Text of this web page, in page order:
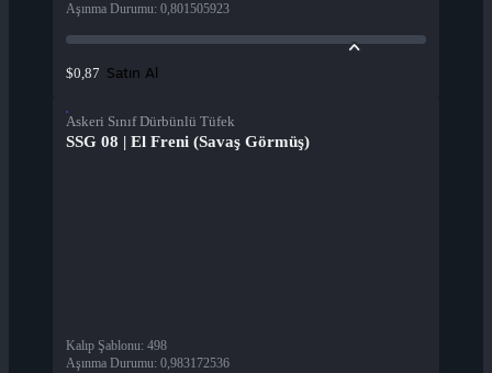
Aşınma Durumu: 0,801505923
$0,87 Satın Al
Askeri Sınıf Dürbünlü Tüfek
SSG 08 | El Freni (Savaş Görmüş)
Kalıp Şablonu: 498
Aşınma Durumu: 0,983172536